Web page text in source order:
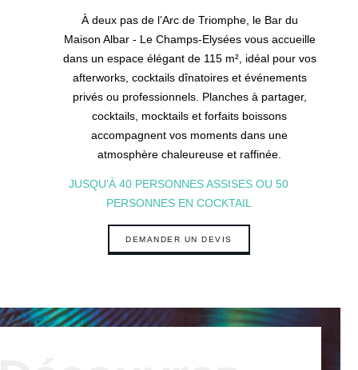
À deux pas de l’Arc de Triomphe, le Bar du
Maison Albar - Le Champs-Elysées vous accueille
dans un espace élégant de 115 m², idéal pour vos
afterworks, cocktails dînatoires et événements
privés ou professionnels. Planches à partager,
cocktails, mocktails et forfaits boissons
accompagnent vos moments dans une
atmosphère chaleureuse et raffinée.
JUSQU’À 40 PERSONNES ASSISES OU 50
PERSONNES EN COCKTAIL
DEMANDER UN DEVIS
Español
Contact & Accès